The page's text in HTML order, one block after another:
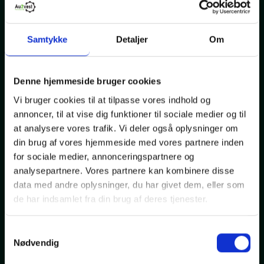
Samtykke Detaljer Om
Denne hjemmeside bruger cookies
Vi bruger cookies til at tilpasse vores indhold og
annoncer, til at vise dig funktioner til sociale medier og til
at analysere vores trafik. Vi deler også oplysninger om
din brug af vores hjemmeside med vores partnere inden
for sociale medier, annonceringspartnere og
analysepartnere. Vores partnere kan kombinere disse
data med andre oplysninger, du har givet dem, eller som
de har indsamlet fra din brug af deres tjenester.
Nødvendig
VW ID.4
Pro Performance Tech
El
drivmiddel
56000
Km.
2022
259.999,-
Kontantpris